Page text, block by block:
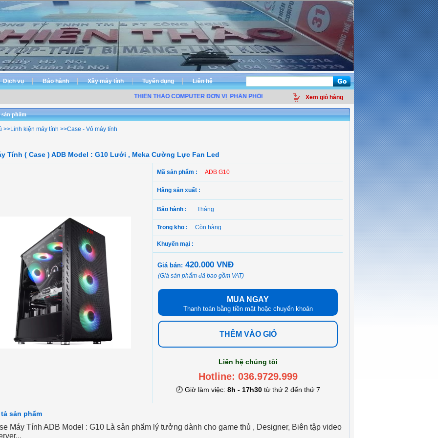
Dịch vụ Bảo hành Xây máy tính Tuyển dụng Liên hệ
THIÊN THẢO COMPUTER ĐƠN VỊ PHÂN PHỐI LINH KIỆN ĐIỆN TỬ MÁY TÍNH - THIẾT BỊ VĂN PHÒNG - GIẢI
Xem giỏ hàng
phẩm
>>Linh kiện máy tính >>Case - Vỏ máy tính
Tính ( Case ) ADB Model : G10 Lưới , Meka Cường Lực Fan Led
Mã sản phẩm : ADB G10
Hãng sản xuất :
Bảo hành : Tháng
Trong kho : Còn hàng
Khuyến mại :
Giá bán: 420.000 VNĐ
(Giá sản phẩm đã bao gồm VAT)
MUA NGAY
Thanh toán bằng tiền mặt hoặc chuyển khoản
THÊM VÀO GIỎ
Liên hệ chúng tôi
Hotline: 036.9729.999
🕗 Giờ làm việc: 8h - 17h30từ thứ 2 đến thứ 7
sản phẩm
Máy Tính ADB Model : G10 Là sản phẩm lý tưởng dành cho game thủ , Designer, Biên tập video